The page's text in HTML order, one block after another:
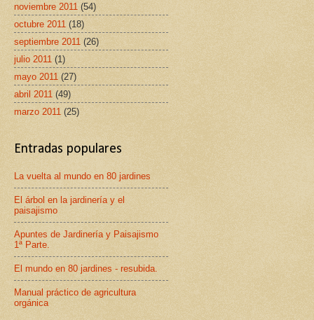
noviembre 2011 (54)
octubre 2011 (18)
septiembre 2011 (26)
julio 2011 (1)
mayo 2011 (27)
abril 2011 (49)
marzo 2011 (25)
Entradas populares
La vuelta al mundo en 80 jardines
El árbol en la jardinería y el
paisajismo
Apuntes de Jardinería y Paisajismo
1ª Parte.
El mundo en 80 jardines - resubida.
Manual práctico de agricultura
orgánica